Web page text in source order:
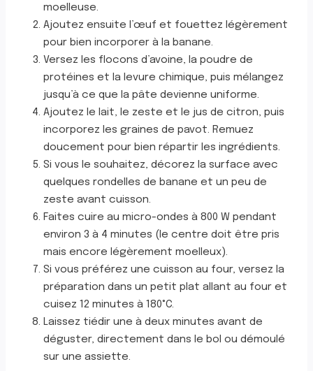
moelleuse.
Ajoutez ensuite l’œuf et fouettez légèrement
pour bien incorporer à la banane.
Versez les flocons d’avoine, la poudre de
protéines et la levure chimique, puis mélangez
jusqu’à ce que la pâte devienne uniforme.
Ajoutez le lait, le zeste et le jus de citron, puis
incorporez les graines de pavot. Remuez
doucement pour bien répartir les ingrédients.
Si vous le souhaitez, décorez la surface avec
quelques rondelles de banane et un peu de
zeste avant cuisson.
Faites cuire au micro-ondes à 800 W pendant
environ 3 à 4 minutes (le centre doit être pris
mais encore légèrement moelleux).
Si vous préférez une cuisson au four, versez la
préparation dans un petit plat allant au four et
cuisez 12 minutes à 180°C.
Laissez tiédir une à deux minutes avant de
déguster, directement dans le bol ou démoulé
sur une assiette.